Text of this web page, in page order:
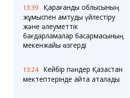
13:39
Қарағанды облысының
жұмыспен қамтуды үйлестіру
және әлеуметтік
бағдарламалар басқармасының
мекенжайы өзгерді
13:24
Кейбір пәндер Қазақстан
мектептерінде қайта аталады